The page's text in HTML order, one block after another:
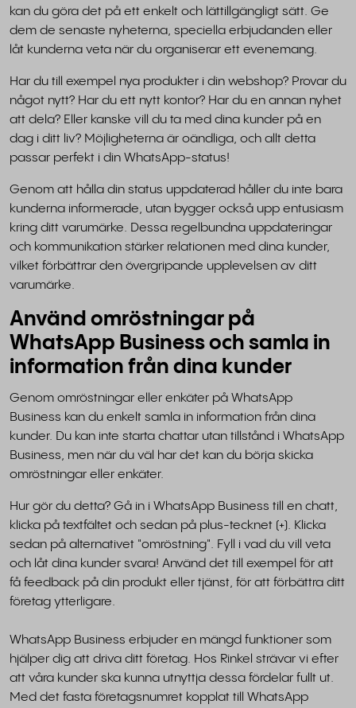
kan du göra det på ett enkelt och lättillgängligt sätt. Ge
dem de senaste nyheterna, speciella erbjudanden eller
låt kunderna veta när du organiserar ett evenemang.
Har du till exempel nya produkter i din webshop? Provar du
något nytt? Har du ett nytt kontor? Har du en annan nyhet
att dela? Eller kanske vill du ta med dina kunder på en
dag i ditt liv? Möjligheterna är oändliga, och allt detta
passar perfekt i din WhatsApp-status!
Genom att hålla din status uppdaterad håller du inte bara
kunderna informerade, utan bygger också upp entusiasm
kring ditt varumärke. Dessa regelbundna uppdateringar
och kommunikation stärker relationen med dina kunder,
vilket förbättrar den övergripande upplevelsen av ditt
varumärke.
Använd omröstningar på
WhatsApp Business och samla in
information från dina kunder
Genom omröstningar eller enkäter på WhatsApp
Business kan du enkelt samla in information från dina
kunder. Du kan inte starta chattar utan tillstånd i WhatsApp
Business, men när du väl har det kan du börja skicka
omröstningar eller enkäter.
Hur gör du detta? Gå in i WhatsApp Business till en chatt,
klicka på textfältet och sedan på plus-tecknet (+). Klicka
sedan på alternativet "omröstning". Fyll i vad du vill veta
och låt dina kunder svara! Använd det till exempel för att
få feedback på din produkt eller tjänst, för att förbättra ditt
företag ytterligare.
WhatsApp Business erbjuder en mängd funktioner som
hjälper dig att driva ditt företag. Hos Rinkel strävar vi efter
att våra kunder ska kunna utnyttja dessa fördelar fullt ut.
Med det fasta företagsnumret kopplat till WhatsApp